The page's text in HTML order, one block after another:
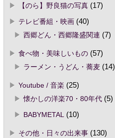
【のら】野良猫の写真(17)
テレビ番組・映画(40)
西郷どん・西郷隆盛関連 (7)
食べ物・美味しいもの(57)
ラーメン・うどん・蕎麦(14)
Youtube / 音楽 (25)
懐かしの洋楽70・80年代(5)
BABYMETAL
(10)
その他・日々の出来事(130)